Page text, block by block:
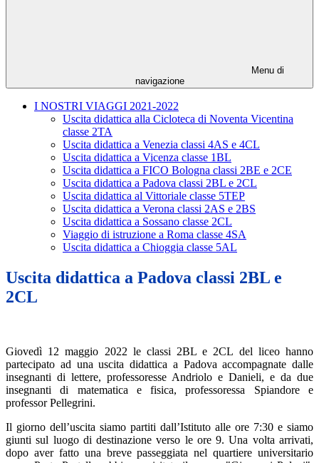
Menu di
navigazione
I NOSTRI VIAGGI 2021-2022
Uscita didattica alla Cicloteca di Noventa Vicentina
classe 2TA
Uscita didattica a Venezia classi 4AS e 4CL
Uscita didattica a Vicenza classe 1BL
Uscita didattica a FICO Bologna classi 2BE e 2CE
Uscita didattica a Padova classi 2BL e 2CL
Uscita didattica al Vittoriale classe 5TEP
Uscita didattica a Verona classi 2AS e 2BS
Uscita didattica a Sossano classe 2CL
Viaggio di istruzione a Roma classe 4SA
Uscita didattica a Chioggia classe 5AL
Uscita didattica a Padova classi 2BL e
2CL
Giovedì 12 maggio 2022 le classi 2BL e 2CL del liceo hanno
partecipato ad una uscita didattica a Padova accompagnate dalle
insegnanti di lettere, professoresse Andriolo e Danieli, e da due
insegnanti di matematica e fisica, professoressa Spiandore e
professor Pellegrini.
Il giorno dell’uscita siamo partiti dall’Istituto alle ore 7:30 e siamo
giunti sul luogo di destinazione verso le ore 9. Una volta arrivati,
dopo aver fatto una breve passeggiata nel quartiere universitario